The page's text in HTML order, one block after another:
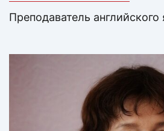
Преподаватель английского